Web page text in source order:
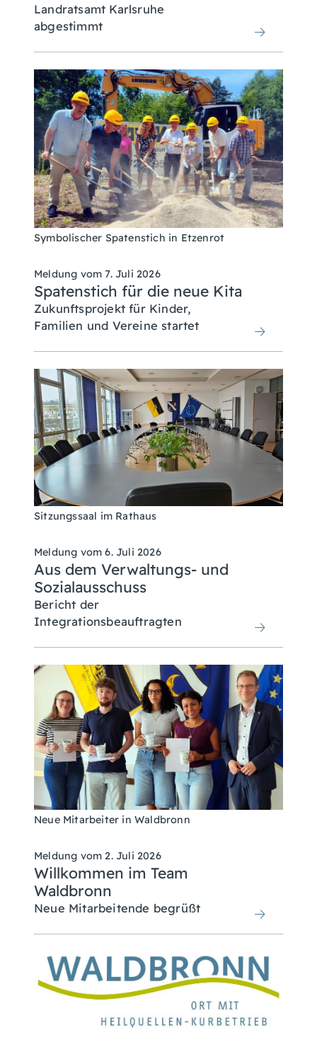
Landratsamt Karlsruhe
abgestimmt
Symbolischer Spatenstich in Etzenrot
Meldung vom 7. Juli 2026
Spatenstich für die neue Kita
Zukunftsprojekt für Kinder,
Familien und Vereine startet
Sitzungssaal im Rathaus
Meldung vom 6. Juli 2026
Aus dem Verwaltungs- und
Sozialausschuss
Bericht der
Integrationsbeauftragten
Neue Mitarbeiter in Waldbronn
Meldung vom 2. Juli 2026
Willkommen im Team
Waldbronn
Neue Mitarbeitende begrüßt